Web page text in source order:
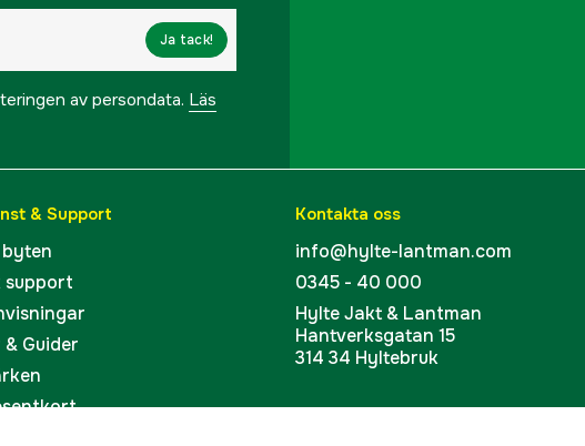
Ja tack!
av persondata. Läs
& Support
byten
support
Guider
Kontakta oss
info@hylte-lantman.com
0345 - 40 000
Hylte Jakt & Lantman
Hantverksgatan 15
314 34 Hyltebruk